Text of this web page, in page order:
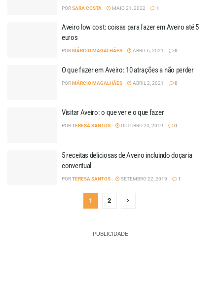
PORSARA COSTA MAIO 21, 2022 1
Aveiro low cost: coisas para fazer em Aveiro até 5
euros
PORMÁRCIO MAGALHÃES ABRIL 6, 2021 0
O que fazer em Aveiro: 10 atrações a não perder
PORMÁRCIO MAGALHÃES ABRIL 2, 2021 0
Visitar Aveiro: o que ver e o que fazer
PORTERESA SANTOS OUTUBRO 20, 2019 0
5 receitas deliciosas de Aveiro incluindo doçaria
conventual
PORTERESA SANTOS SETEMBRO 22, 2019 1
1 2
PUBLICIDADE